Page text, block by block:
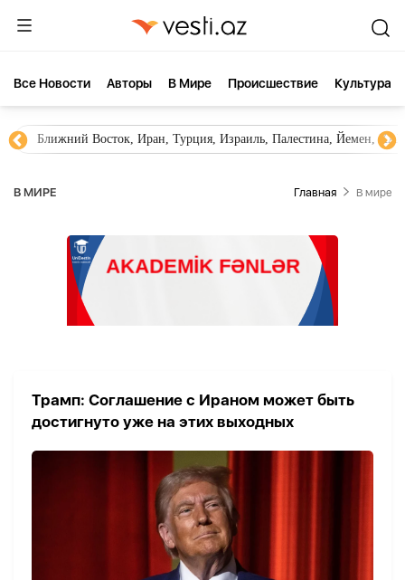
Все Новости Aвторы В Мире Происшествие Культура
Ближний Восток, Иран, Турция, Израиль, Палестина, Йемен,
В МИРЕ Главная В мире
Трамп: Соглашение с Ираном может быть
достигнуто уже на этих выходных